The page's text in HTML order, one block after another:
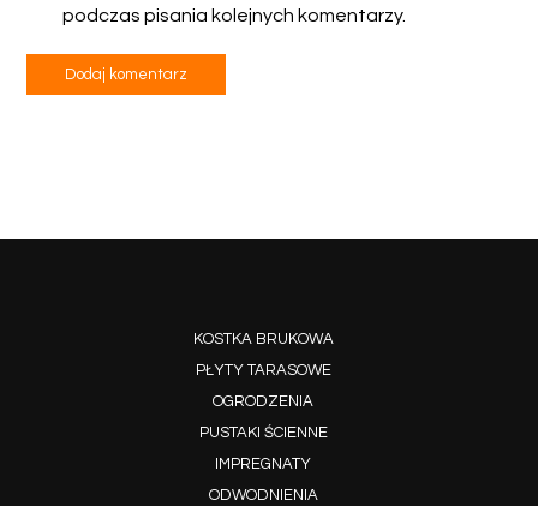
podczas pisania kolejnych komentarzy.
KOSTKA BRUKOWA
PŁYTY TARASOWE
OGRODZENIA
PUSTAKI ŚCIENNE
IMPREGNATY
ODWODNIENIA